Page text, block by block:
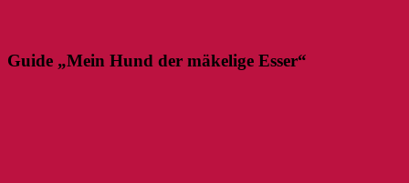
Guide „Mein Hund der mäkelige Esser“